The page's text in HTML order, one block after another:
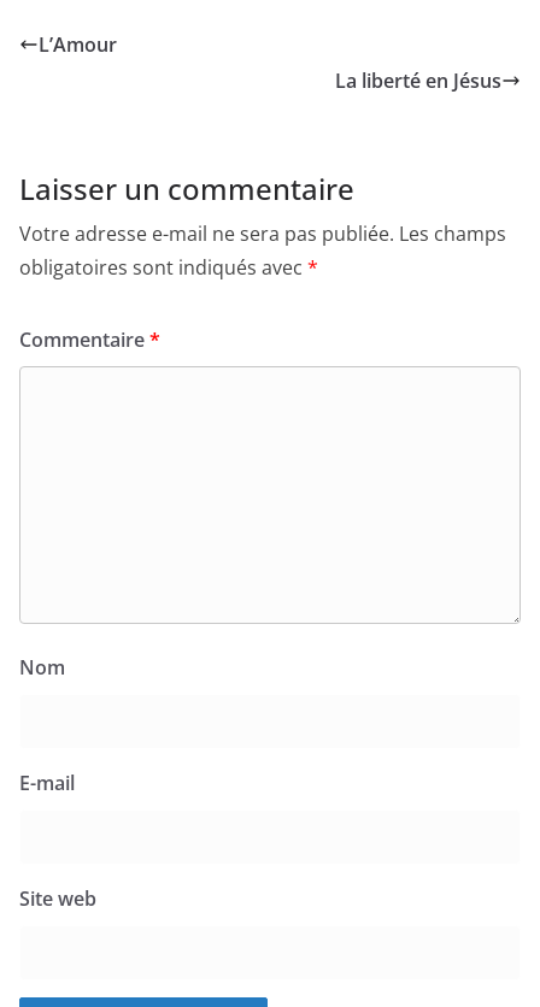
L’Amour
La liberté en Jésus
Laisser un commentaire
Votre adresse e-mail ne sera pas publiée. Les champs
obligatoires sont indiqués avec *
Commentaire*
Nom
E-mail
Site web